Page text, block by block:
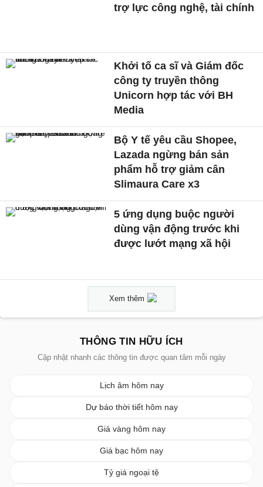
trợ lực công nghệ, tài chính
Khởi tố ca sĩ và Giám đốc
công ty truyền thông
Unicorn hợp tác với BH
Media
Bộ Y tế yêu cầu Shopee,
Lazada ngừng bán sản
phẩm hỗ trợ giảm cân
Slimaura Care x3
5 ứng dụng buộc người
dùng vận động trước khi
được lướt mạng xã hội
Xem thêm
THÔNG TIN HỮU ÍCH
Cập nhật nhanh các thông tin được quan tâm mỗi ngày
Lịch âm hôm nay
Dự báo thời tiết hôm nay
Giá vàng hôm nay
Giá bạc hôm nay
Tỷ giá ngoại tệ